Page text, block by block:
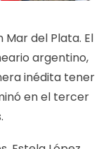
Mar del Plata. El
argentino,
inédita tener
en el tercer